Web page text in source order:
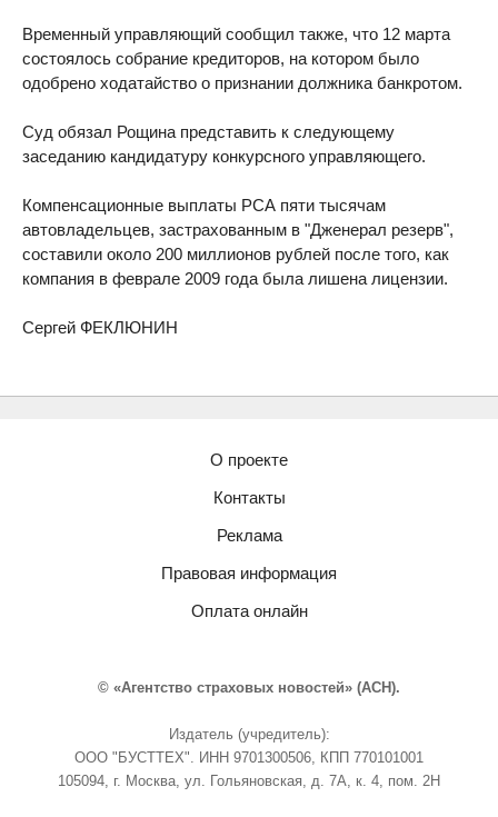
Временный управляющий сообщил также, что 12 марта
состоялось собрание кредиторов, на котором было
одобрено ходатайство о признании должника банкротом.
Суд обязал Рощина представить к следующему
заседанию кандидатуру конкурсного управляющего.
Компенсационные выплаты РСА пяти тысячам
автовладельцев, застрахованным в "Дженерал резерв",
составили около 200 миллионов рублей после того, как
компания в феврале 2009 года была лишена лицензии.
Сергей ФЕКЛЮНИН
О проекте
Контакты
Реклама
Правовая информация
Оплата онлайн
© «Агентство страховых новостей» (АСН).
Издатель (учредитель):
ООО "БУСТТЕХ". ИНН 9701300506, КПП 770101001
105094, г. Москва, ул. Гольяновская, д. 7А, к. 4, пом. 2Н